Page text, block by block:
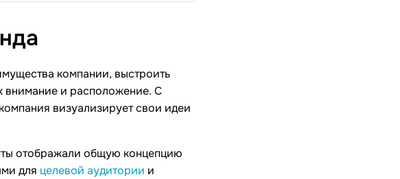
компании, выстроить
внимание и расположение. С
визуализирует свои идеи
отображали общую концепцию
для целевой аудитории и